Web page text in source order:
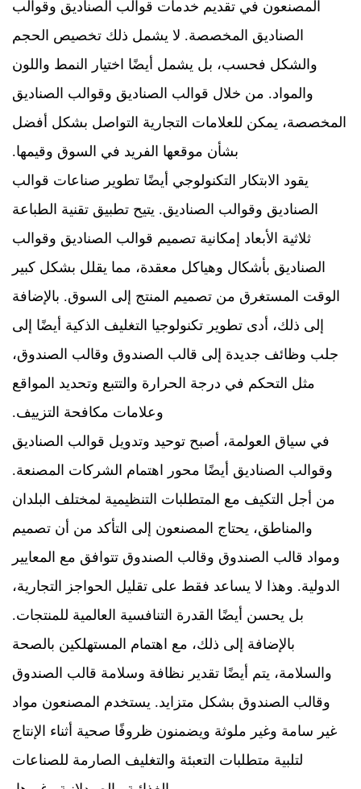
المصنعون في تقديم خدمات قوالب الصناديق وقوالب
الصناديق المخصصة. لا يشمل ذلك تخصيص الحجم
والشكل فحسب، بل يشمل أيضًا اختيار النمط واللون
والمواد. من خلال قوالب الصناديق وقوالب الصناديق
المخصصة، يمكن للعلامات التجارية التواصل بشكل أفضل
بشأن موقعها الفريد في السوق وقيمها.
يقود الابتكار التكنولوجي أيضًا تطوير صناعات قوالب
الصناديق وقوالب الصناديق. يتيح تطبيق تقنية الطباعة
ثلاثية الأبعاد إمكانية تصميم قوالب الصناديق وقوالب
الصناديق بأشكال وهياكل معقدة، مما يقلل بشكل كبير
الوقت المستغرق من تصميم المنتج إلى السوق. بالإضافة
إلى ذلك، أدى تطوير تكنولوجيا التغليف الذكية أيضًا إلى
جلب وظائف جديدة إلى قالب الصندوق وقالب الصندوق،
مثل التحكم في درجة الحرارة والتتبع وتحديد المواقع
وعلامات مكافحة التزييف.
في سياق العولمة، أصبح توحيد وتدويل قوالب الصناديق
وقوالب الصناديق أيضًا محور اهتمام الشركات المصنعة.
من أجل التكيف مع المتطلبات التنظيمية لمختلف البلدان
والمناطق، يحتاج المصنعون إلى التأكد من أن تصميم
ومواد قالب الصندوق وقالب الصندوق تتوافق مع المعايير
الدولية. وهذا لا يساعد فقط على تقليل الحواجز التجارية،
بل يحسن أيضًا القدرة التنافسية العالمية للمنتجات.
بالإضافة إلى ذلك، مع اهتمام المستهلكين بالصحة
والسلامة، يتم أيضًا تقدير نظافة وسلامة قالب الصندوق
وقالب الصندوق بشكل متزايد. يستخدم المصنعون مواد
غير سامة وغير ملوثة ويضمنون ظروفًا صحية أثناء الإنتاج
لتلبية متطلبات التعبئة والتغليف الصارمة للصناعات